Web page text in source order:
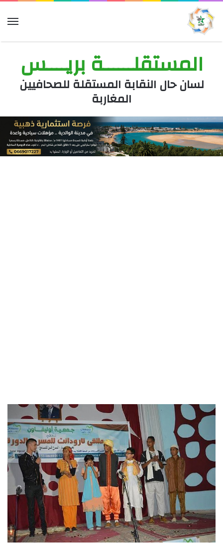
المستقلــــــة بريــــس
لسان حال النقابة المستقلة للصحافيين
المغاربة